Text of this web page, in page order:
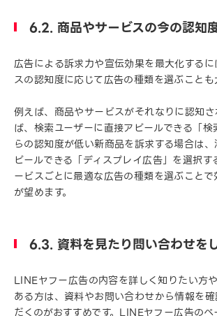
6.2. 商品やサービスの今の認知
広告による訴求力や宣伝効果を最大化する
スの認知度に応じて広告の種類を選ぶことも
例えば、商品やサービスがそれなりに認知
ば、検索ユーザーに直接アピールできる「
らの認知度が低い新商品を訴求する場合は
ピールできる「ディスプレイ広告」を選択
ービスごとに最適な広告の種類を選ぶこと
が望めます。
6.3. 資料を見たり問い合わせを
LINEヤフー広告の内容を詳しく知りたい方
ある方は、資料やお問い合わせから情報を
だくのがおすすめです。LINEヤフー広告の